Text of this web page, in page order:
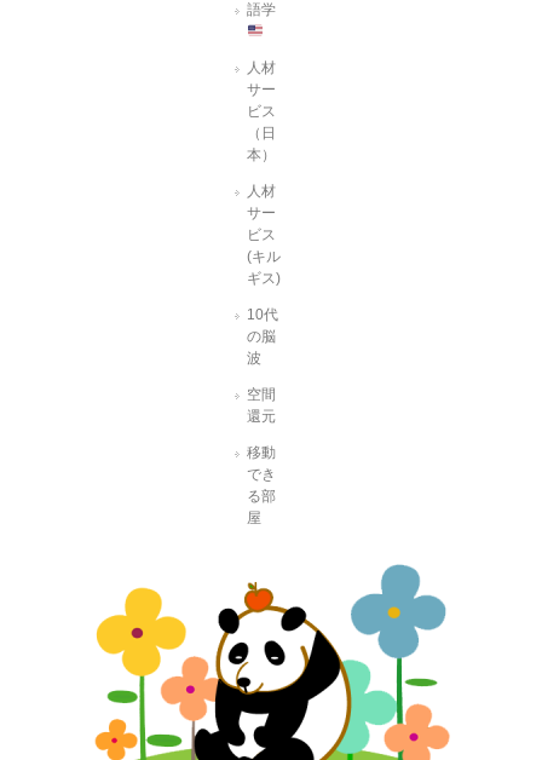
語学
人材
サー
ビス
（日
本）
人材
サー
ビス
(キル
ギス)
10代
の脳
波
空間
還元
移動
でき
る部
屋